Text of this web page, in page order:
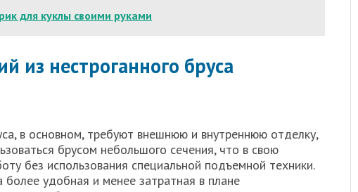
для куклы своими руками
из нестроганного бруса
в основном, требуют внешнюю и внутреннюю отделку,
брусом небольшого сечения, что в свою
без использования специальной подъемной техники.
более удобная и менее затратная в плане